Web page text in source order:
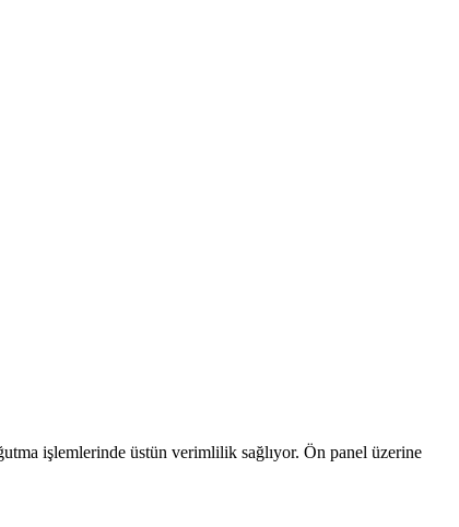
işlemlerinde üstün verimlilik sağlıyor. Ön panel üzerine